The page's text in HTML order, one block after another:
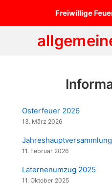
Freiwillige
Osterfeuer 2026
13. März 2026
11. Februar 2026
Laternenumzug 2025
11. Oktober 2025